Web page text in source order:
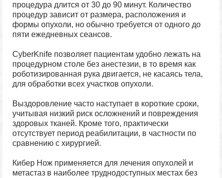
процедура длится от 30 до 90 минут. Количество
процедур зависит от размера, расположения и
формы опухоли, но обычно требуется от одного до
пяти ежедневных сеансов.
CyberKnife позволяет пациентам удобно лежать на
процедурном столе без анестезии, в то время как
роботизированная рука двигается, не касаясь тела,
для обработки всех участков опухоли.
Выздоровление часто наступает в короткие сроки,
учитывая низкий риск осложнений и повреждения
здоровых тканей. Кроме того, практически
отсутствует период реабилитации, в частности по
сравнению с хирургией.
Кибер Нож применяется для лечения опухолей и
метастаз в наиболее труднодоступных местах без